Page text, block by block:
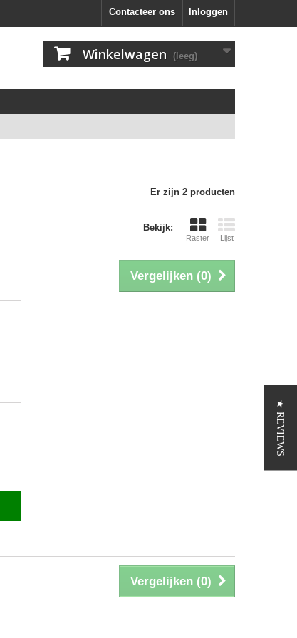
Inloggen
Contacteer ons
Winkelwagen (leeg)
Er zijn 2 producten
Bekijk:
Raster Lijst
Vergelijken (0)
Vergelijken (0)
★ REVIEWS